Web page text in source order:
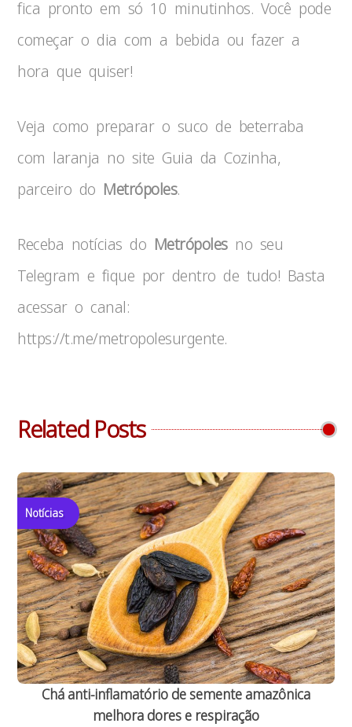
fica pronto em só 10 minutinhos. Você pode
começar o dia com a bebida ou fazer a
hora que quiser!
Veja como preparar o suco de beterraba
com laranja no site Guia da Cozinha,
parceiro do Metrópoles.
Receba notícias do Metrópolesno seu
Telegram e fique por dentro de tudo! Basta
acessar o canal:
https://t.me/metropolesurgente.
Related Posts
Notícias
Chá anti-inflamatório de semente amazônica
melhora dores e respiração